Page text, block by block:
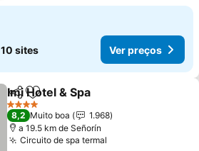
10 sites Ver preços
PartilharAdicionar aos favoritos
Imi Hotel & Spa
4 Estrelas
8,2 Muito boa
1.968
a 19.5 km de Señorín
Circuito de spa termal